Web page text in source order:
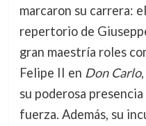
marcaron su carrera:
repertorio de
gran maestría roles
Felipe II en Don Carlo
su poderosa
fuerza. Además, su